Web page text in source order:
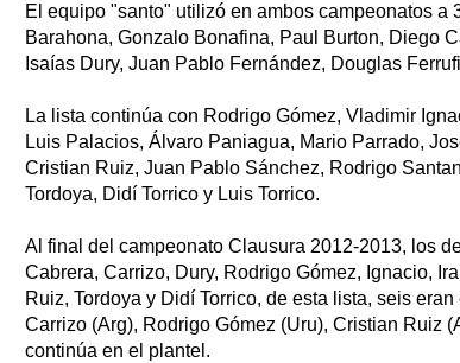
El equipo "santo" utilizó en ambos campeonatos a
Barahona, Gonzalo Bonafina, Paul Burton, Diego
Isaías Dury, Juan Pablo Fernández, Douglas
La lista continúa con Rodrigo Gómez, Vladimir
Luis Palacios, Álvaro Paniagua, Mario Parrado,
Cristian Ruiz, Juan Pablo Sánchez, Rodrigo
Tordoya, Didí Torrico y Luis Torrico.
Al final del campeonato Clausura 2012-2013, los
Cabrera, Carrizo, Dury, Rodrigo Gómez, Ignacio,
Ruiz, Tordoya y Didí Torrico, de esta lista, seis
Carrizo (Arg), Rodrigo Gómez (Uru), Cristian Ruiz
continúa en el plantel.